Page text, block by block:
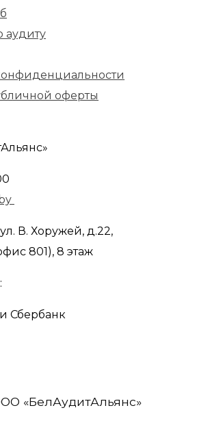
аудиту
оферты
В. Хоружей, д.22,
801), 8 этаж
«БелАудитАльянс»